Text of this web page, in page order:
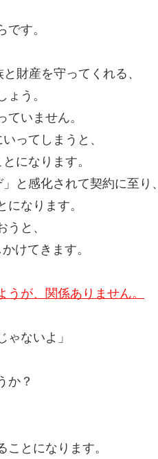
す。
財産を守ってくれる、
う。
いません。
ってしまうと、
になります。
と感化されて契約に至り、
なります。
と、
けてきます。
が、関係ありません。
ゃないよ」
か？
とになります。